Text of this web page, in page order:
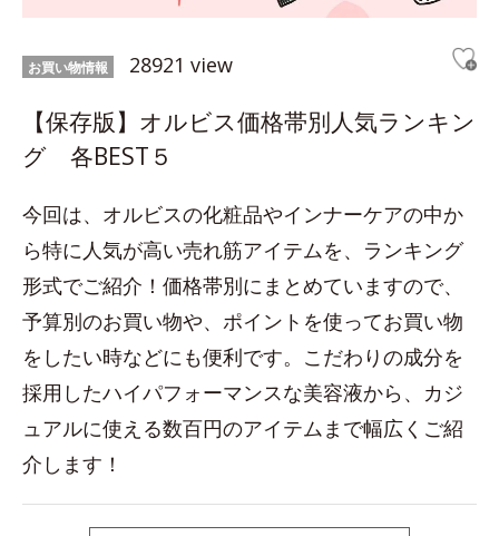
お買い物情報 28921 view
【保存版】オルビス価格帯別人気ランキン
グ 各BEST５
今回は、オルビスの化粧品やインナーケアの中か
ら特に人気が高い売れ筋アイテムを、ランキング
形式でご紹介！価格帯別にまとめていますので、
予算別のお買い物や、ポイントを使ってお買い物
をしたい時などにも便利です。こだわりの成分を
採用したハイパフォーマンスな美容液から、カジ
ュアルに使える数百円のアイテムまで幅広くご紹
介します！